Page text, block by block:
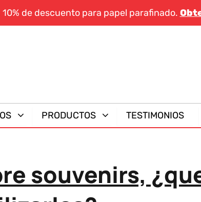
10% de descuento para papel parafinado.
PRODUCTOS TESTIMONIOS
souvenirs,